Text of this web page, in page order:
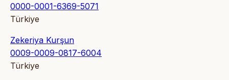
0000-0001-6369-5071
Türkiye
Zekeriya Kurşun
0009-0009-0817-6004
Türkiye